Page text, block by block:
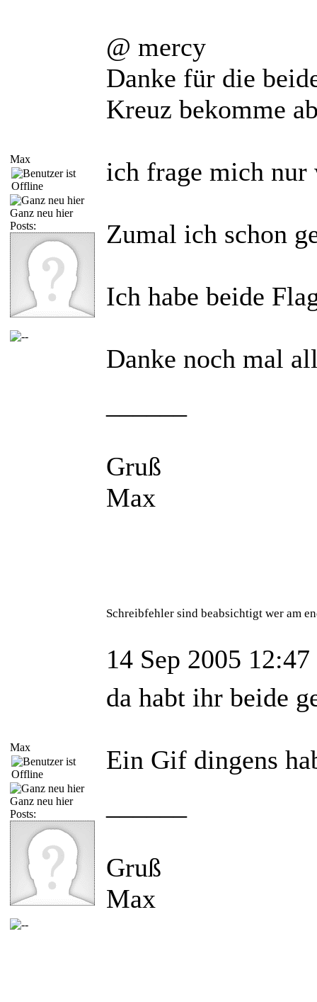
Max
Ganz neu hier
Posts:
@ mercy
Danke für die
Kreuz bekomme
ich frage mich
Zumal ich schon
Ich habe beide
Danke noch mal
Gruß
Max
Schreibfehler sind beabsichtigt wer am
Max
Ganz neu hier
Posts:
14 Sep 2005 12:47
da habt ihr beide
Ein Gif dingens
Gruß
Max